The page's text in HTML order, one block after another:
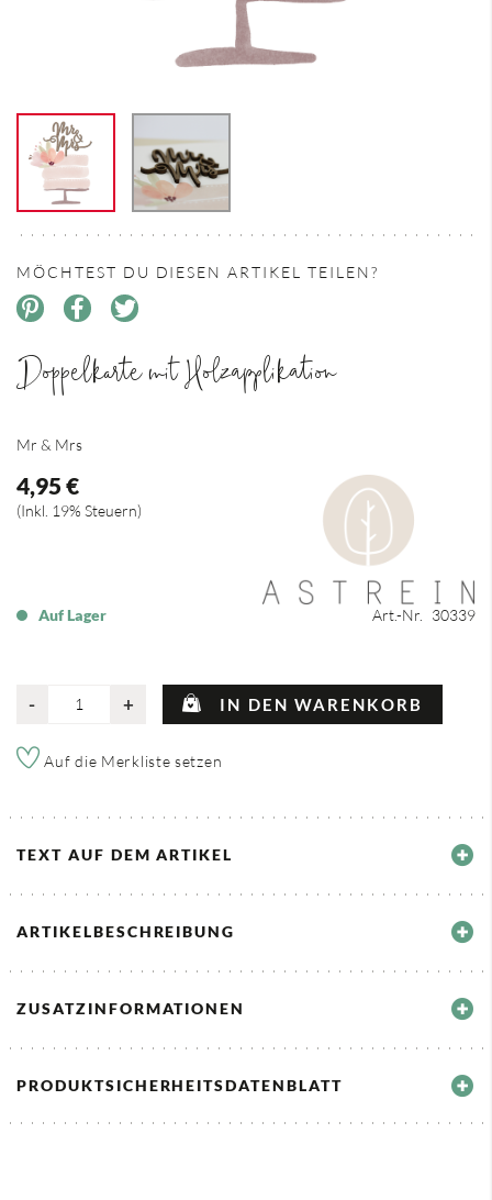
Doppelkarte mit Holzapplikation
Mr & Mrs
4,95 €
Inkl. 19% Steuern
Auf Lager Art.-Nr. 30339
- + IN DEN WARENKORB
Auf die Merkliste setzen
TEXT AUF DEM ARTIKEL
ARTIKELBESCHREIBUNG
ZUSATZINFORMATIONEN
PRODUKTSICHERHEITSDATENBLATT
MÖCHTEST DU DIESEN ARTIKEL TEILEN?